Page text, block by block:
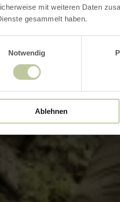
mit weiteren Daten
gesammelt haben.
Notwendig
Ablehnen